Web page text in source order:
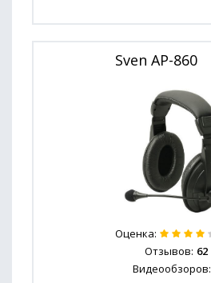
Sven AP-860
Оценка:
Отзывов: 62
Видеообзоров: